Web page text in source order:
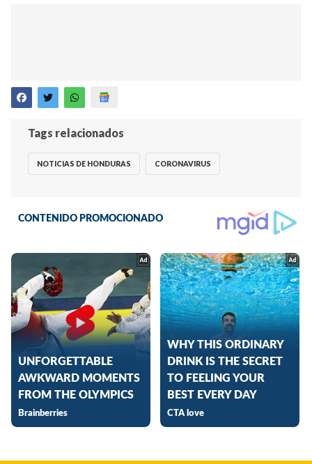
Tags relacionados
NOTICIAS DE HONDURAS CORONAVIRUS